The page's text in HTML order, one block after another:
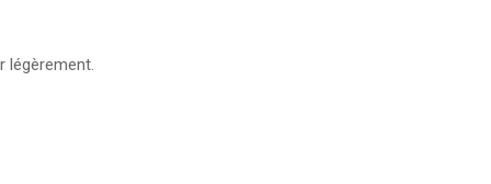
légèrement.